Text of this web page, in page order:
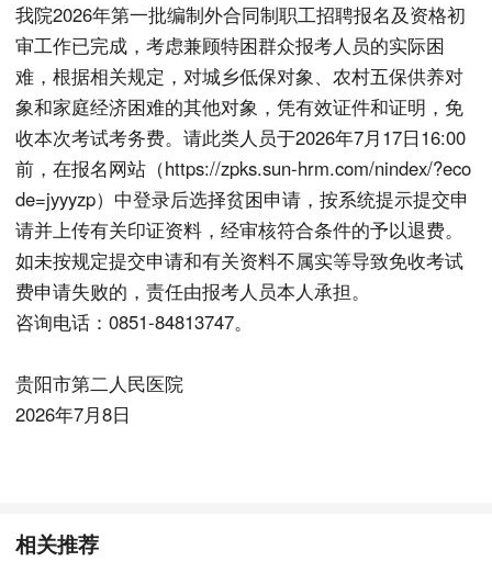
我院2026年第一批编制外合同制职工招聘报名及资格初
审工作已完成，考虑兼顾特困群众报考人员的实际困
难，根据相关规定，对城乡低保对象、农村五保供养对
象和家庭经济困难的其他对象，凭有效证件和证明，免
收本次考试考务费。请此类人员于2026年7月17日16:00
前，在报名网站（https://zpks.sun-hrm.com/nindex/?eco
de=jyyyzp）中登录后选择贫困申请，按系统提示提交申
请并上传有关印证资料，经审核符合条件的予以退费。
如未按规定提交申请和有关资料不属实等导致免收考试
费申请失败的，责任由报考人员本人承担。
咨询电话：0851-84813747。
贵阳市第二人民医院
2026年7月8日
相关推荐